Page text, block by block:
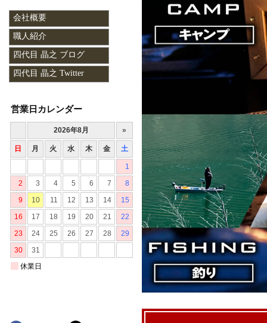
会社概要
職人紹介
四代目 晶之 ブログ
四代目 晶之 Twitter
営業日カレンダー